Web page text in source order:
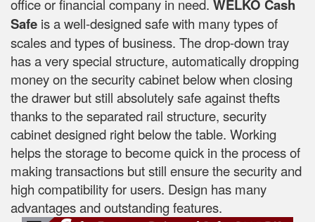
office or financial company in need. WELKO Cash
Safe is a well-designed safe with many types of
scales and types of business. The drop-down tray
has a very special structure, automatically dropping
money on the security cabinet below when closing
the drawer but still absolutely safe against thefts
thanks to the separated rail structure, security
cabinet designed right below the table. Working
helps the storage to become quick in the process of
making transactions but still ensure the security and
high compatibility for users. Design has many
advantages and outstanding features.